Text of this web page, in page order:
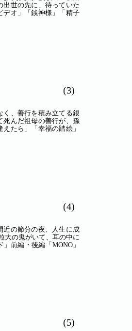
出世の先に、待っていた
デオ」「銭神様」「精子
(3)
、善行を積み立てる銀
死んだ祖母の善行が、孫
たら」「幸福の踏絵」
(4)
近の節分の夜、人生に成
大の鬼がいて、耳の中に
前編・後編「MONO」
(5)